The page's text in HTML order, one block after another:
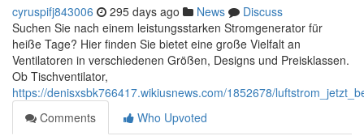
cyruspifj843006 295 days ago News
Discuss
Suchen Sie nach einem leistungsstarken Stromgenerator für
heiße Tage? Hier finden Sie bietet eine große Vielfalt an
Ventilatoren in verschiedenen Größen, Designs und Preisklassen.
Ob Tischventilator,
https://denisxsbk766417.wikiusnews.com/1852678/
Comments
Who Upvoted